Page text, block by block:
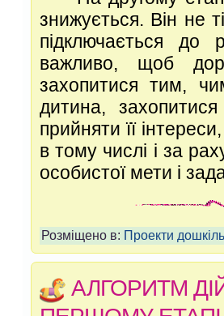
знижується. Він не
підключається до
важливо, щоб
захопитися тим,
дитина,
прийняти її
в тому числі і за
особистої мети і
Розміщено в: Проекти
АЛГОРИТМ